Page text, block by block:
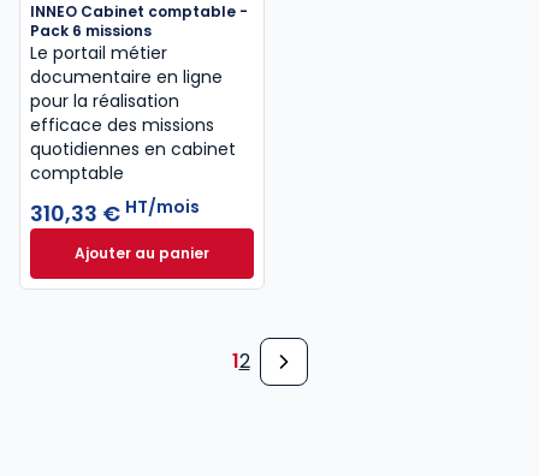
INNEO Cabinet comptable -
Pack 6 missions
Le portail métier
documentaire en ligne
pour la réalisation
efficace des missions
quotidiennes en cabinet
comptable
310,33 € HT/mois
Ajouter au panierINNEO Cabinet comptable - Pack 6 missions à
12